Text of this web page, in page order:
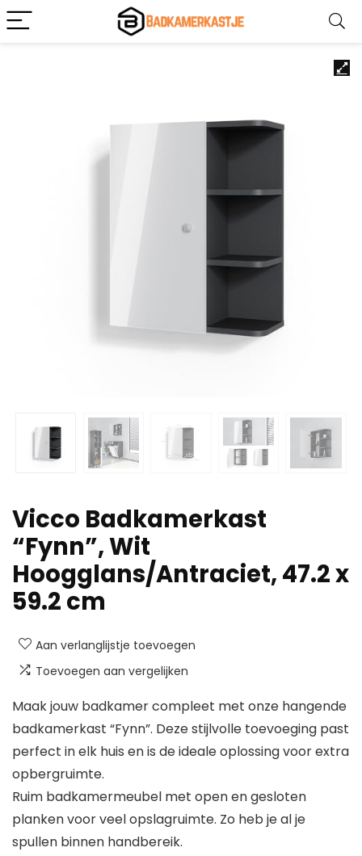
Vicco Badkamerkast
“Fynn”, Wit
Hoogglans/Antraciet, 47.2 x
59.2 cm
Aan verlanglijstje toevoegen
Toevoegen aan vergelijken
Maak jouw badkamer compleet met onze hangende
badkamerkast “Fynn”. Deze stijlvolle toevoeging past
perfect in elk huis en is de ideale oplossing voor extra
opbergruimte.
Ruim badkamermeubel met open en gesloten
planken voor veel opslagruimte. Zo heb je al je
spullen binnen handbereik.